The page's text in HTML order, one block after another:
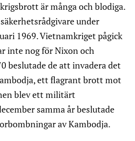
krigsbrott är många och blodiga.
under
1969. Vietnamkriget pågick
inte nog för Nixon och
beslutade de att invadera det
ett flagrant brott mot
blev ett militärt
samma år beslutade
av Kambodja.